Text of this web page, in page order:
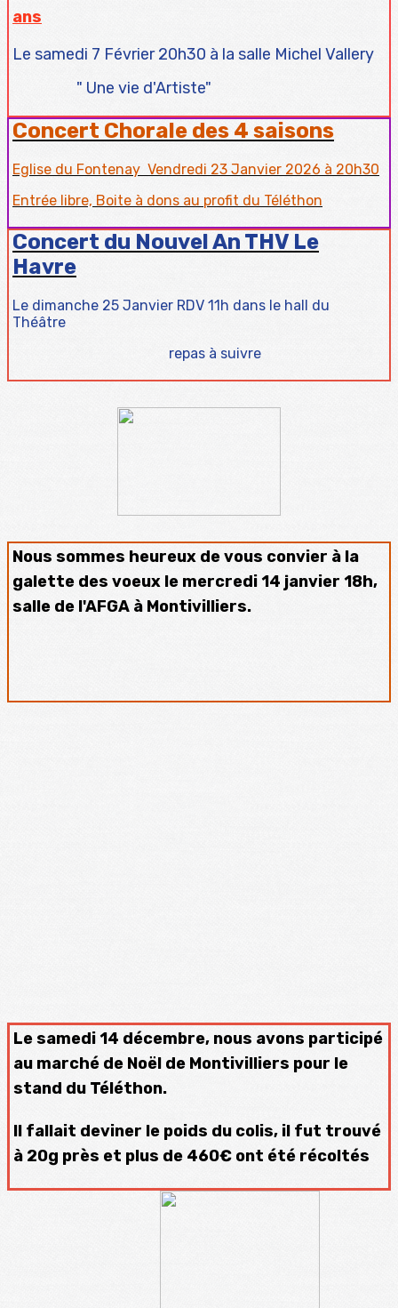
ans
Le samedi 7 Février 20h30 à la salle Michel Vallery
" Une vie d'Artiste"
Concert Chorale des 4 saisons
Eglise du Fontenay Vendredi 23 Janvier 2026 à 20h30
Entrée libre, Boite à dons au profit du Téléthon
Concert du Nouvel An THV Le
Havre
Le dimanche 25 Janvier RDV 11h dans le hall du
Théâtre
repas à suivre
Nous sommes heureux de vous convier à la
galette des voeux le mercredi 14 janvier 18h,
salle de l'AFGA à Montivilliers.
Le samedi 14 décembre, nous avons participé
au marché de Noël de Montivilliers pour le
stand du Téléthon.
Il fallait deviner le poids du colis, il fut trouvé
à 20g près et plus de 460€ ont été récoltés